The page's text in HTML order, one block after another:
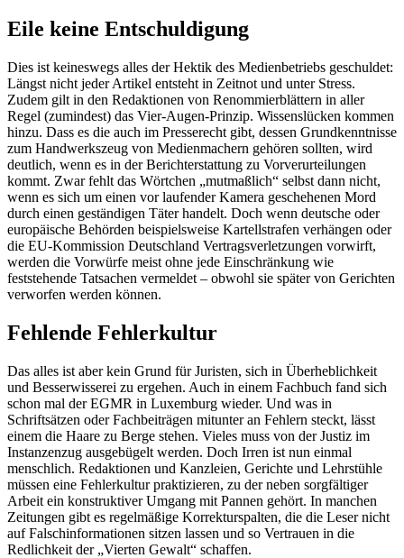
Eile keine Entschuldigung
Dies ist keineswegs alles der Hektik des Medienbetriebs geschuldet:
Längst nicht jeder Artikel entsteht in Zeitnot und unter Stress.
Zudem gilt in den Redaktionen von Renommierblättern in aller
Regel (zumindest) das Vier-Augen-Prinzip. Wissenslücken kommen
hinzu. Dass es die auch im Presserecht gibt, dessen Grundkenntnisse
zum Handwerkszeug von Medienmachern gehören sollten, wird
deutlich, wenn es in der Berichterstattung zu Vorverurteilungen
kommt. Zwar fehlt das Wörtchen „mutmaßlich“ selbst dann nicht,
wenn es sich um einen vor laufender Kamera geschehenen Mord
durch einen geständigen Täter handelt. Doch wenn deutsche oder
europäische Behörden beispielsweise Kartellstrafen verhängen oder
die EU-Kommission Deutschland Vertragsverletzungen vorwirft,
werden die Vorwürfe meist ohne jede Einschränkung wie
feststehende Tatsachen vermeldet – obwohl sie später von Gerichten
verworfen werden können.
Fehlende Fehlerkultur
Das alles ist aber kein Grund für Juristen, sich in Überheblichkeit
und Besserwisserei zu ergehen. Auch in einem Fachbuch fand sich
schon mal der EGMR in Luxemburg wieder. Und was in
Schriftsätzen oder Fachbeiträgen mitunter an Fehlern steckt, lässt
einem die Haare zu Berge stehen. Vieles muss von der Justiz im
Instanzenzug ausgebügelt werden. Doch Irren ist nun einmal
menschlich. Redaktionen und Kanzleien, Gerichte und Lehrstühle
müssen eine Fehlerkultur praktizieren, zu der neben sorgfältiger
Arbeit ein konstruktiver Umgang mit Pannen gehört. In manchen
Zeitungen gibt es regelmäßige Korrekturspalten, die die Leser nicht
auf Falschinformationen sitzen lassen und so Vertrauen in die
Redlichkeit der „Vierten Gewalt“ schaffen.